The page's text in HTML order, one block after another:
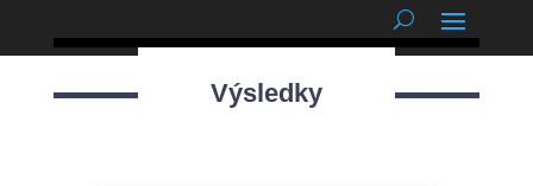
Výsledky